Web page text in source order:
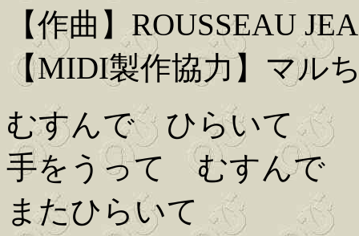
【作曲】ROUSSEAU
【MIDI製作協力】マル
むすんで ひらいて
手をうって むすんで
またひらいて